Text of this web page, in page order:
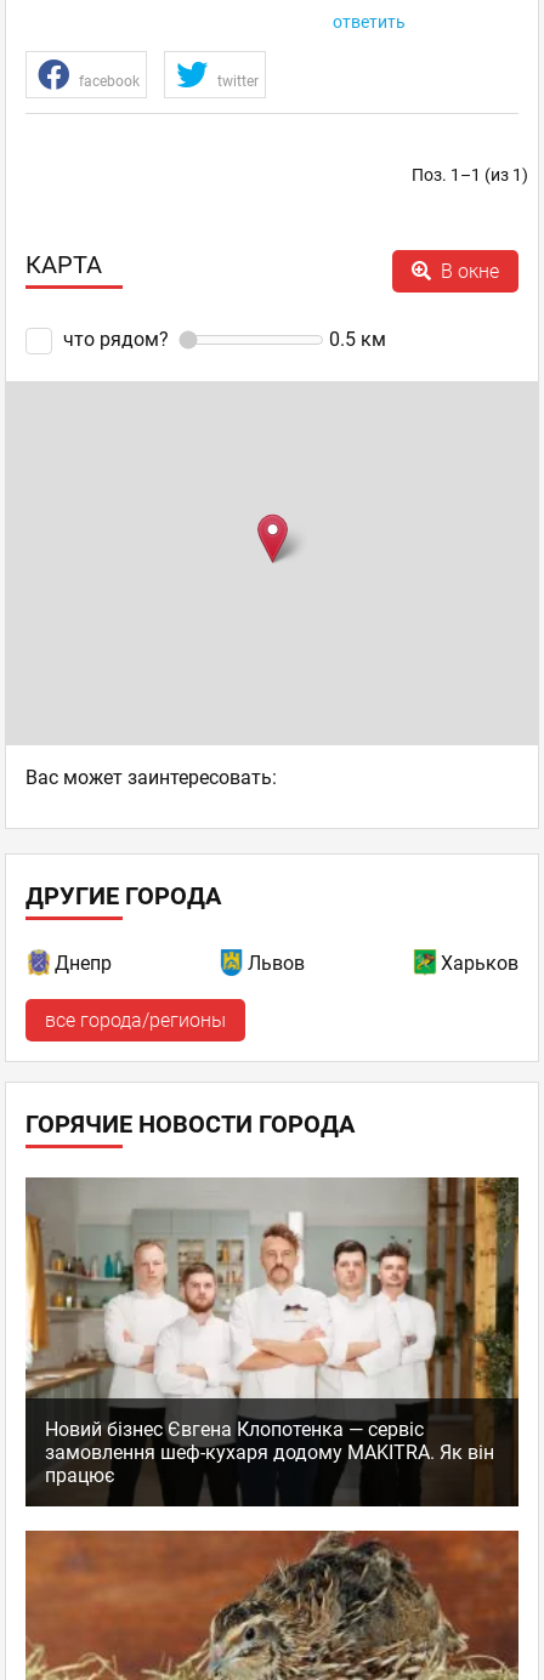
ответить
facebook twitter
Поз. 1–1 (из 1)
КАРТА В окне
что рядом? 0.5 км
Ваc может заинтересовать:
ДРУГИЕ ГОРОДА
Днепр Львов Харьков
все города/регионы
ГОРЯЧИЕ НОВОСТИ ГОРОДА
Новий бізнес Євгена Клопотенка — сервіс
замовлення шеф-кухаря додому MAKITRA. Як він
працює